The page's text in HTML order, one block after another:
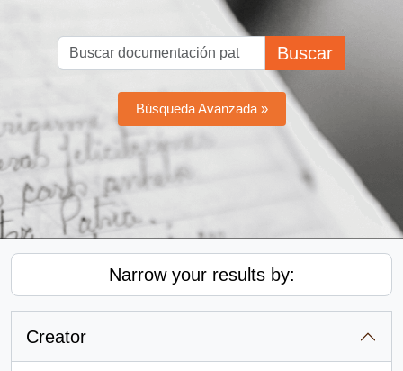
Buscar
Búsqueda Avanzada »
Narrow your results by:
Creator